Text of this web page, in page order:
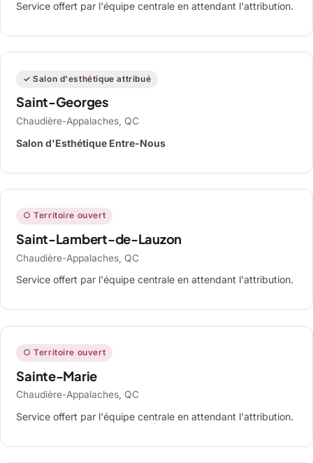
Service offert par l'équipe centrale en attendant l'attribution.
✓ Salon d'esthétique attribué
Saint-Georges
Chaudière-Appalaches, QC
Salon d'Esthétique Entre-Nous
○ Territoire ouvert
Saint-Lambert-de-Lauzon
Chaudière-Appalaches, QC
Service offert par l'équipe centrale en attendant l'attribution.
○ Territoire ouvert
Sainte-Marie
Chaudière-Appalaches, QC
Service offert par l'équipe centrale en attendant l'attribution.